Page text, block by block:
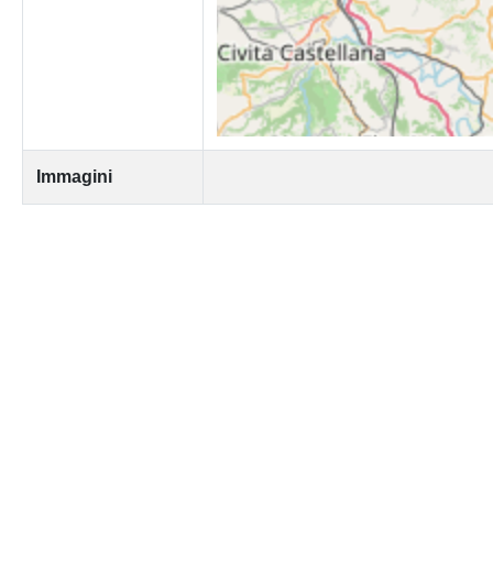
Immagini